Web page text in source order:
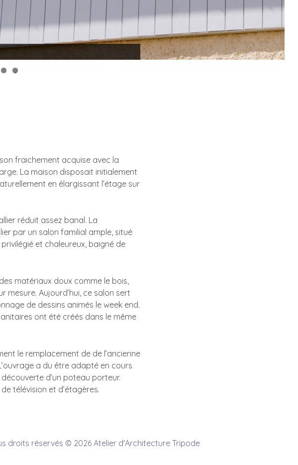
0
fraichement acquise avec la
La maison disposait initialement
en élargissant l’étage sur
réduit assez banal. La
par un salon familial ample, situé
et chaleureux, baigné de
matériaux doux comme le bois,
mesure. Aujourd’hui, ce salon sert
de dessins animés le week end.
ont été créés dans le même
le remplacement de de l’ancienne
a du être adapté en cours
d’un poteau porteur.
télévision et d’étagères.
droits réservés © 2026 Atelier d'Architecture Tripode